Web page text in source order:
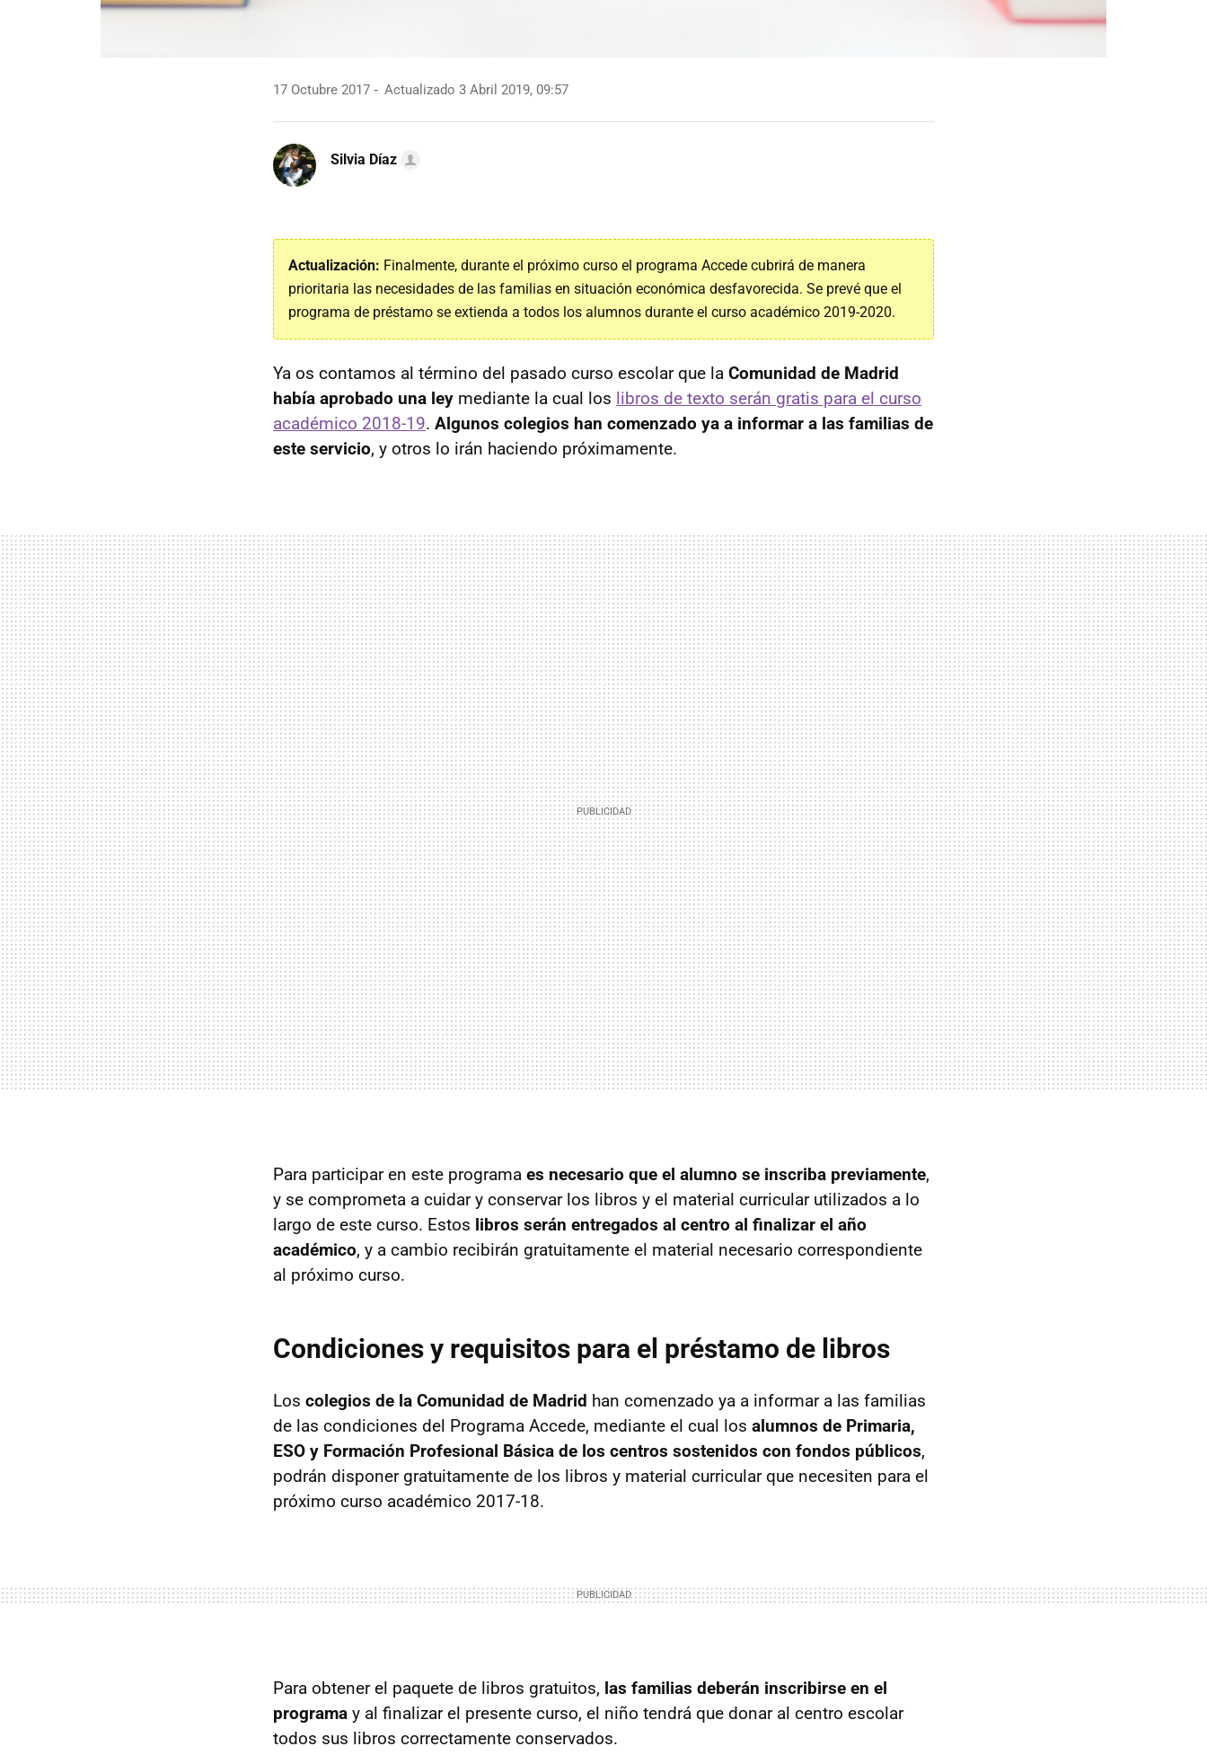
17 Octubre 2017 Actualizado 3 Abril 2019, 09:57
Silvia Díaz
Actualización: Finalmente, durante el próximo curso el programa Accede cubrirá de manera
prioritaria las necesidades de las familias en situación económica desfavorecida. Se prevé que el
programa de préstamo se extienda a todos los alumnos durante el curso académico 2019-2020.
Ya os contamos al término del pasado curso escolar que la Comunidad de Madrid
había aprobado una ley mediante la cual los libros de texto serán gratis para el curso
académico 2018-19. Algunos colegios han comenzado ya a informar a las familias de
este servicio, y otros lo irán haciendo próximamente.
Para participar en este programa es necesario que el alumno se inscriba previamente,
y se comprometa a cuidar y conservar los libros y el material curricular utilizados a lo
largo de este curso. Estos libros serán entregados al centro al finalizar el año
académico, y a cambio recibirán gratuitamente el material necesario correspondiente
al próximo curso.
Condiciones y requisitos para el préstamo de libros
Los colegios de la Comunidad de Madrid han comenzado ya a informar a las familias
de las condiciones del Programa Accede, mediante el cual los alumnos de Primaria,
ESO y Formación Profesional Básica de los centros sostenidos con fondos públicos,
podrán disponer gratuitamente de los libros y material curricular que necesiten para el
próximo curso académico 2017-18.
Para obtener el paquete de libros gratuitos, las familias deberán inscribirse en el
programa y al finalizar el presente curso, el niño tendrá que donar al centro escolar
todos sus libros correctamente conservados.